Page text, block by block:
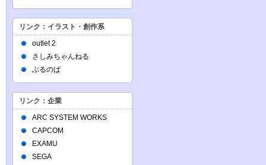
リンク：イラスト・創作系
outlet 2
さしみちゃんねる
ぶるのば
リンク：企業
ARC SYSTEM WORKS
CAPCOM
EXAMU
SEGA